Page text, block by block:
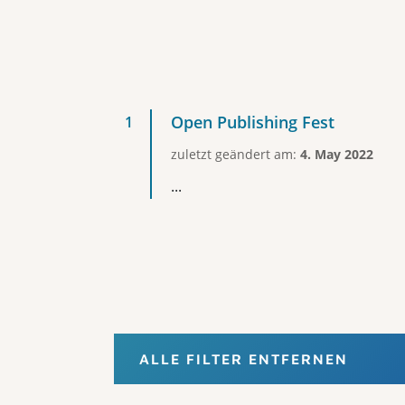
Open Publishing Fest
zuletzt geändert am: 4. May 2022
...
ALLE FILTER ENTFERNEN